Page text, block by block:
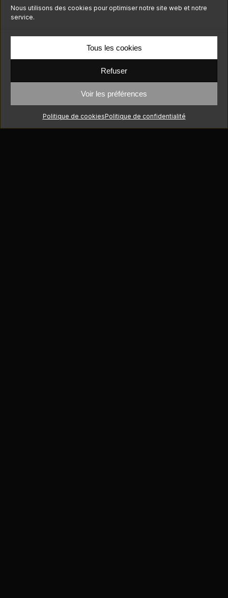
Nous utilisons des cookies pour optimiser notre site web et notre
service.
Tous les cookies
Refuser
Voir les préférences
Politique de cookiesPolitique de confidentialité